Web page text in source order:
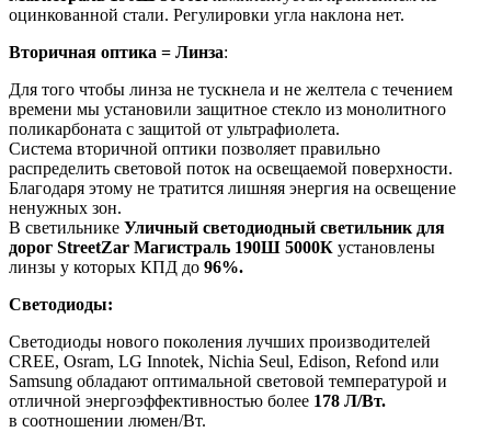
оцинкованной стали. Регулировки угла наклона нет.
Вторичная оптика = Линза:
Для того чтобы линза не тускнела и не желтела с течением
времени мы установили защитное стекло из монолитного
поликарбоната с защитой от ультрафиолета.
Система вторичной оптики позволяет правильно
распределить световой поток на освещаемой поверхности.
Благодаря этому не тратится лишняя энергия на освещение
ненужных зон.
В светильнике Уличный светодиодный светильник для
дорог StreetZar Магистраль 190Ш 5000К установлены
линзы у которых КПД до 96%.
Светодиоды:
Светодиоды нового поколения лучших производителей
CREE, Osram, LG Innotek, Nichia Seul, Edison, Refond или
Samsung обладают оптимальной световой температурой и
отличной энергоэффективностью более 178 Л/Вт.
в соотношении люмен/Вт.